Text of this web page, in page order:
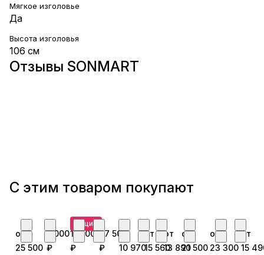
Мягкое изголовье
Да
Высота изголовья
106 см
Отзывы SONMART
С этим товаром покупают
от
25 500
5 000
₽
Акция
11 000
₽
27 500
₽
от
10 970
от
15 560
от
13 890
от
21 500
от
23 300
от
15